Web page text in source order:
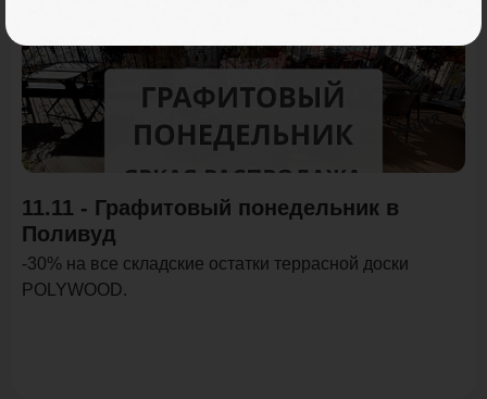
Акция
11.11 - Графитовый понедельник в
Поливуд
-30% на все складские остатки террасной доски
POLYWOOD.